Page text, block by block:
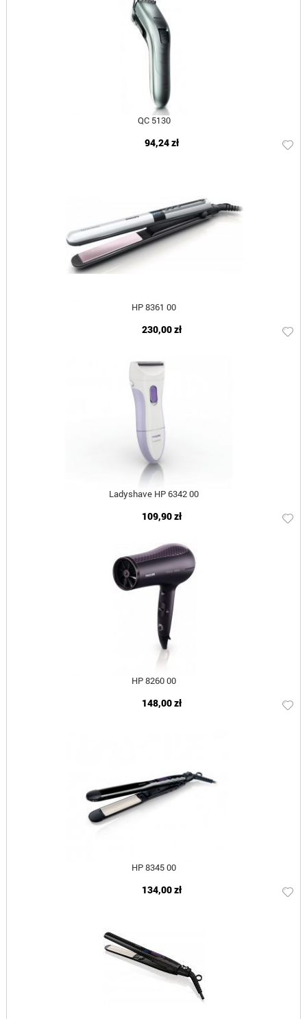
QC 5130
94,24 zł
HP 8361 00
230,00 zł
Ladyshave HP 6342 00
109,90 zł
HP 8260 00
148,00 zł
HP 8345 00
134,00 zł